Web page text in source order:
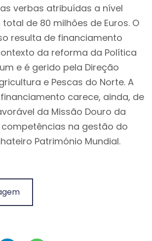
verbas atribuídas a nível
de 80 milhões de Euros. O
resulta de financiamento
da reforma da Política
e é gerido pela Direção
e Pescas do Norte. A
carece, ainda, de
da Missão Douro da
competências na gestão do
Património Mundial.